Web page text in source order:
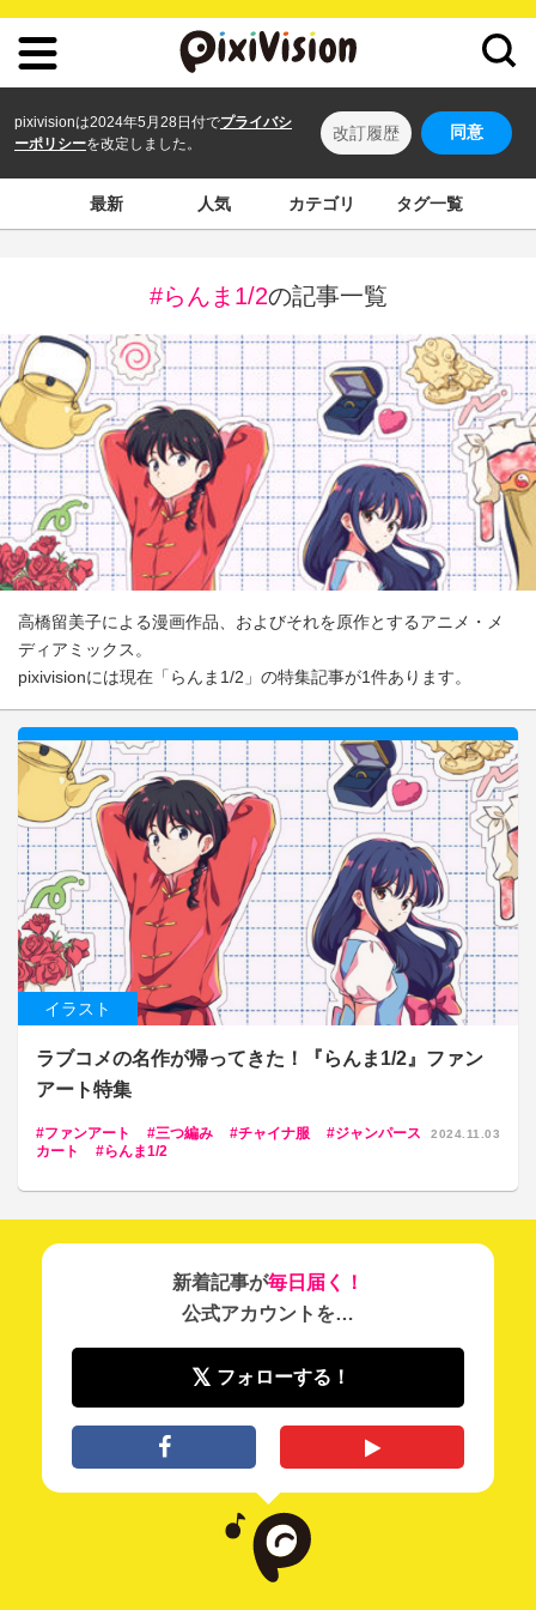
pixivisionは2024年5月28日付でプライバシ
ーポリシーを改定しました。
改訂履歴 同意
最新 人気 カテゴリ タグ一覧
#らんま1/2の記事一覧
高橋留美子による漫画作品、およびそれを原作とするアニメ・メ
ディアミックス。
pixivisionには現在「らんま1/2」の特集記事が1件あります。
イラスト
ラブコメの名作が帰ってきた！『らんま1/2』ファン
アート特集
ファンアート 三つ編み チャイナ服
ジャンパース
カート
らんま1/2
2024.11.03
新着記事が毎日届く！
公式アカウントを…
フォローする！